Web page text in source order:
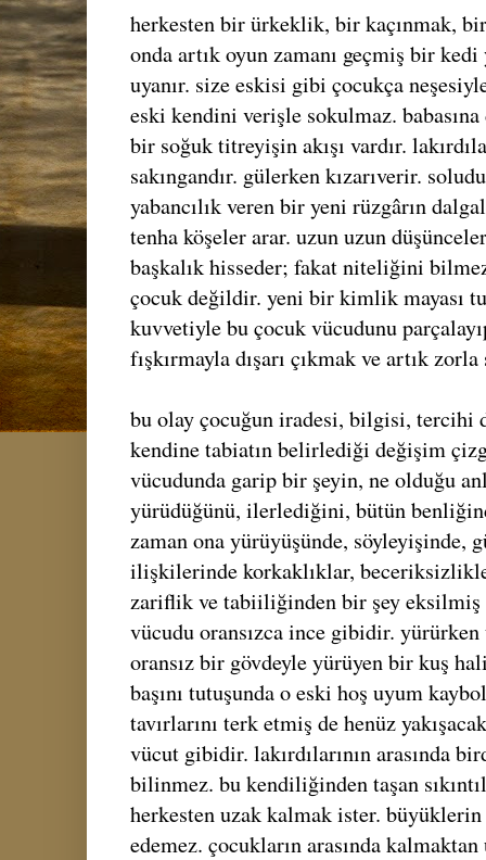
herkesten bir ürkeklik, bir kaçınmak,
onda artık oyun zamanı geçmiş bir
uyanır. size eskisi gibi çocukça
eski kendini verişle sokulmaz. babasına
bir soğuk titreyişin akışı vardır.
sakıngandır. gülerken kızarıverir.
yabancılık veren bir yeni rüzgârın
tenha köşeler arar. uzun uzun
başkalık hisseder; fakat niteliğini
çocuk değildir. yeni bir kimlik mayası
kuvvetiyle bu çocuk vücudunu
fışkırmayla dışarı çıkmak ve artık
bu olay çocuğun iradesi, bilgisi, tercihi
kendine tabiatın belirlediği değişim
vücudunda garip bir şeyin, ne olduğu
yürüdüğünü, ilerlediğini, bütün
zaman ona yürüyüşünde, söyleyişinde,
ilişkilerinde korkaklıklar,
zariflik ve tabiiliğinden bir şey eksilmiş
vücudu oransızca ince gibidir. yürürken
oransız bir gövdeyle yürüyen bir kuş
başını tutuşunda o eski hoş uyum
tavırlarını terk etmiş de henüz
vücut gibidir. lakırdılarının arasında
bilinmez. bu kendiliğinden taşan
herkesten uzak kalmak ister. büyüklerin
edemez. çocukların arasında kalmaktan